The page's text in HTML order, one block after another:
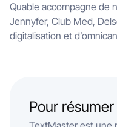
Quable accompagne de
Jennyfer, Club Med,
digitalisation et
Pour